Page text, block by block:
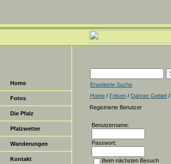
Home
Fotos
Die Pfalz
Pfalzwetter
Wanderungen
Kontakt
Erweiterte Suche
Home / Felsen / Dahner Gebiet /
Registrierte Benutzer
Benutzername:
Passwort:
Beim nächsten Besuch